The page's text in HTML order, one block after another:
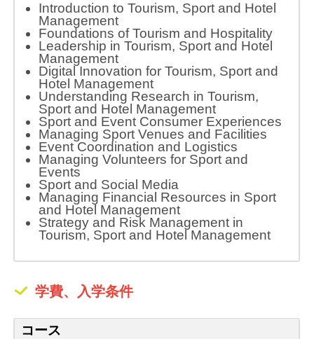
Introduction to Tourism, Sport and Hotel
Management
Foundations of Tourism and Hospitality
Leadership in Tourism, Sport and Hotel
Management
Digital Innovation for Tourism, Sport and
Hotel Management
Understanding Research in Tourism,
Sport and Hotel Management
Sport and Event Consumer Experiences
Managing Sport Venues and Facilities
Event Coordination and Logistics
Managing Volunteers for Sport and
Events
Sport and Social Media
Managing Financial Resources in Sport
and Hotel Management
Strategy and Risk Management in
Tourism, Sport and Hotel Management
学費、入学条件
コース